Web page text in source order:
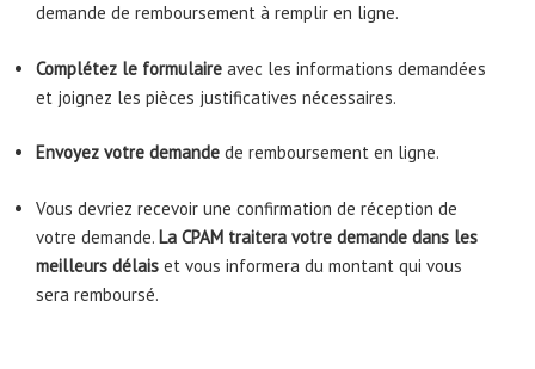
demande de remboursement à remplir en ligne.
Complétez le formulaire avec les informations demandées
et joignez les pièces justificatives nécessaires.
Envoyez votre demande de remboursement en ligne.
Vous devriez recevoir une confirmation de réception de
votre demande. La CPAM traitera votre demande dans les
meilleurs délais et vous informera du montant qui vous
sera remboursé.